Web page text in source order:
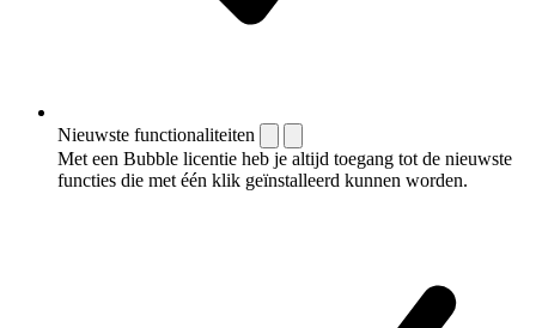
Nieuwste functionaliteiten
Met een Bubble licentie heb je altijd toegang tot de nieuwste
functies die met één klik geïnstalleerd kunnen worden.